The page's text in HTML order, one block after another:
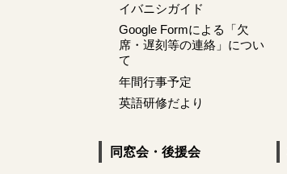
イバニシガイド
Google Formによる「欠
席・遅刻等の連絡」につい
て
年間行事予定
英語研修だより
同窓会・後援会